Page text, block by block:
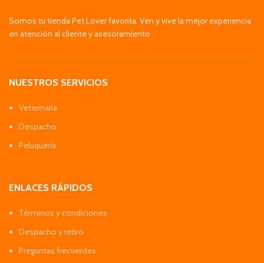
Somos tu tienda Pet Lover favorita. Ven y vive la mejor experiencia
en atención al cliente y asesoramiento
NUESTROS SERVICIOS
Veterinaria
Despacho
Peluquería
ENLACES RÁPIDOS
Términos y condiciones
Despacho y retiro
Preguntas frecuentes